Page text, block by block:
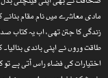
مادی معاشرے میں نام مقام
زندگی کا جتن تھی، اب یہ کتاب
طاقت وروں نے اپنی باندی
اختیارات کی فضاء راس آتی ہے